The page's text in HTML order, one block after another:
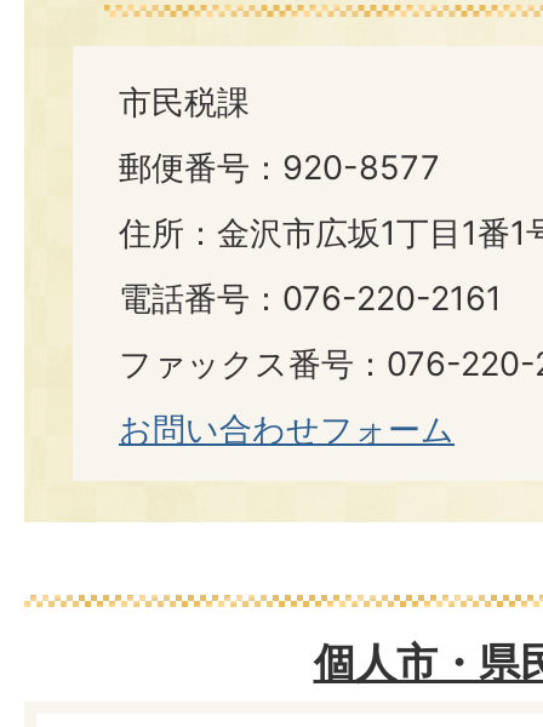
市民税課
郵便番号：920-8577
住所：金沢市広坂1丁目1番1
電話番号：076-220-2161
ファックス番号：076-
お問い合わせフォーム
個人市・県